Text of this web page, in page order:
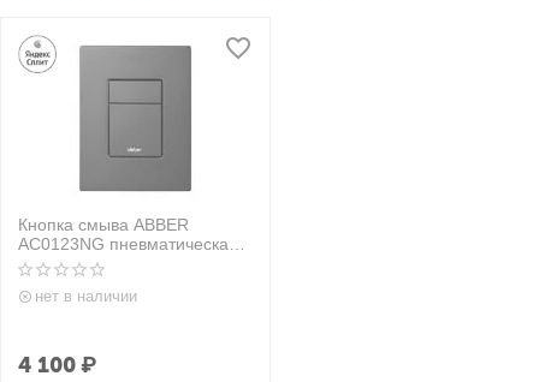
Кнопка смыва ABBER
AC0123NG пневматическая,
оружейная сталь
нет в наличии
4 100₽